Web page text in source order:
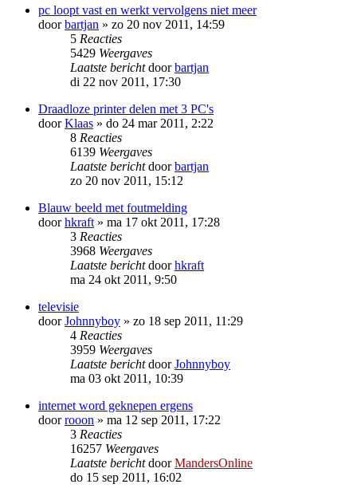
pc loopt vast en werkt vervolgens niet meer
doorbartjan » zo 20 nov 2011, 14:59
5 Reacties
5429 Weergaves
Laatste berichtdoorbartjan
di 22 nov 2011, 17:30
Draadloze printer delen met 3 PC's
doorKlaas » do 24 mar 2011, 2:22
8 Reacties
6139 Weergaves
Laatste berichtdoorbartjan
zo 20 nov 2011, 15:12
Blauw beeld met foutmelding
doorhkraft » ma 17 okt 2011, 17:28
3 Reacties
3968 Weergaves
Laatste berichtdoorhkraft
ma 24 okt 2011, 9:50
televisie
doorJohnnyboy » zo 18 sep 2011, 11:29
4 Reacties
3959 Weergaves
Laatste berichtdoorJohnnyboy
ma 03 okt 2011, 10:39
internet word geknepen ergens
doorrooon » ma 12 sep 2011, 17:22
3 Reacties
16257 Weergaves
Laatste berichtdoorMandersOnline
do 15 sep 2011, 16:02